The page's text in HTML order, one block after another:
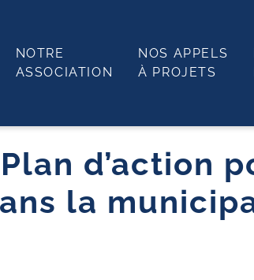
NOTRE
ASSOCIATION
NOS APPELS
À PROJETS
Plan d’action
la